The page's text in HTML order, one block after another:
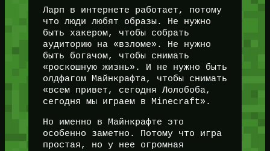
Ларп в интернете работает, потому
что люди любят образы. Не нужно
быть хакером, чтобы собрать
аудиторию на «взломе». Не нужно
быть богачом, чтобы снимать
«роскошную жизнь». И не нужно быть
олдфагом Майнкрафта, чтобы снимать
«всем привет, сегодня Лолобоба,
сегодня мы играем в Minecraft».
Но именно в Майнкрафте это
особенно заметно. Потому что игра
простая, но у нее огромная